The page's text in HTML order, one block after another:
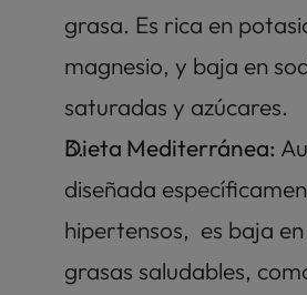
grasa. Es rica en
magnesio, y baja en
saturadas y azúcares.
Dieta Mediterránea:
diseñada
hipertensos,  es baja
grasas saludables,